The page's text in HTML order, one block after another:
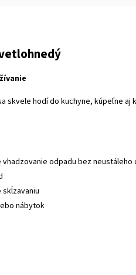
hodí do kuchyne, kúpeľne
vhadzovanie odpadu bez neustáleho
nábytok